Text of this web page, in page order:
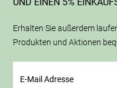
Erhalten Sie außerdem
Produkten und Aktionen